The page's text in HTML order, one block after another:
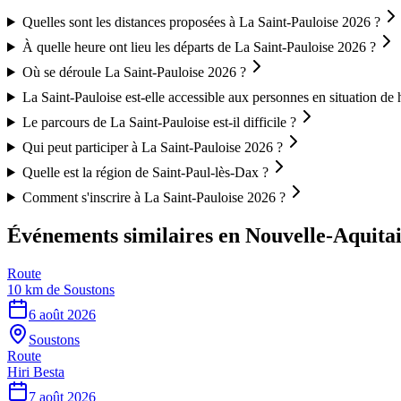
Quelles sont les distances proposées à La Saint-Pauloise 2026 ?
À quelle heure ont lieu les départs de La Saint-Pauloise 2026 ?
Où se déroule La Saint-Pauloise 2026 ?
La Saint-Pauloise est-elle accessible aux personnes en situation de
Le parcours de La Saint-Pauloise est-il difficile ?
Qui peut participer à La Saint-Pauloise 2026 ?
Quelle est la région de Saint-Paul-lès-Dax ?
Comment s'inscrire à La Saint-Pauloise 2026 ?
Événements similaires en Nouvelle-
Route
10 km de Soustons
6 août 2026
Soustons
Route
Hiri Besta
7 août 2026